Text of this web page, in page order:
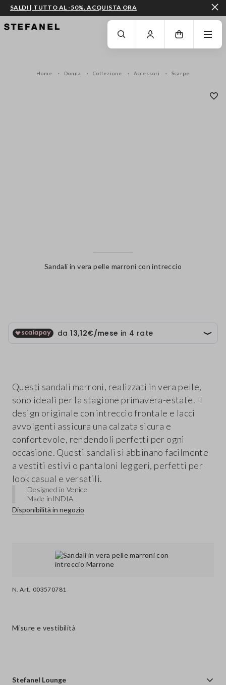
VAI AL CONTENUTO PRINCIPALE SCENDI AL FONDO DELLA PAGINA
SALDI | TUTTO AL -50%. ACQUISTA ORA
Home Donna Collezione Accessori Scarpe
Sandali in vera pelle marroni con intreccio
N. Art. 003570781
Questi sandali marroni, realizzati in vera pelle,
sono ideali per la stagione primavera-estate. Il
design originale con intreccio frontale e lacci
avvolgenti assicura una calzata sicura e
confortevole, rendendoli perfetti per ogni
occasione. Questi sandali si abbinano facilmente
a vestiti estivi o pantaloni leggeri, perfetti per
look casual e versatili.
Designed in Venice
Made in INDIA
Disponibilità in negozio
Misure e vestibilità
Stefanel Lounge